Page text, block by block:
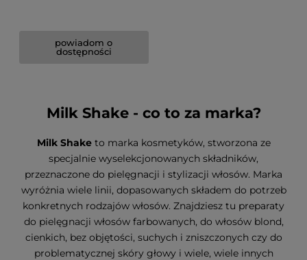
powiadom o
dostępności
Milk Shake - co to za marka?
Milk Shaketo marka kosmetyków, stworzona ze
specjalnie wyselekcjonowanych składników,
przeznaczone do pielęgnacji i stylizacji włosów. Marka
wyróżnia wiele linii, dopasowanych składem do potrzeb
konkretnych rodzajów włosów. Znajdziesz tu preparaty
do pielęgnacji włosów farbowanych, do włosów blond,
cienkich, bez objętości, suchych i zniszczonych czy do
problematycznej skóry głowy i wiele, wiele innych